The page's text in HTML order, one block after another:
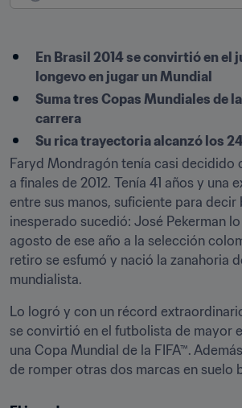
En Brasil 2014 se convirtió en el
longevo en jugar un Mundial
Suma tres Copas Mundiales de
carrera
Su rica trayectoria alcanzó los
Faryd Mondragón tenía casi decidido
a finales de 2012. Tenía 41 años y una
entre sus manos, suficiente para decir
inesperado sucedió: José Pekerman
agosto de ese año a la selección
retiro se esfumó y nació la zanahoria
mundialista.
Lo logró y con un récord
se convirtió en el futbolista de mayor
una Copa Mundial de la FIFA™.
de romper otras dos marcas en suelo